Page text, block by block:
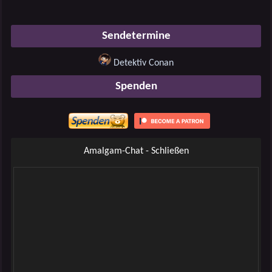
Sendetermine
Detektiv Conan
Spenden
Amalgam-Chat - Schließen